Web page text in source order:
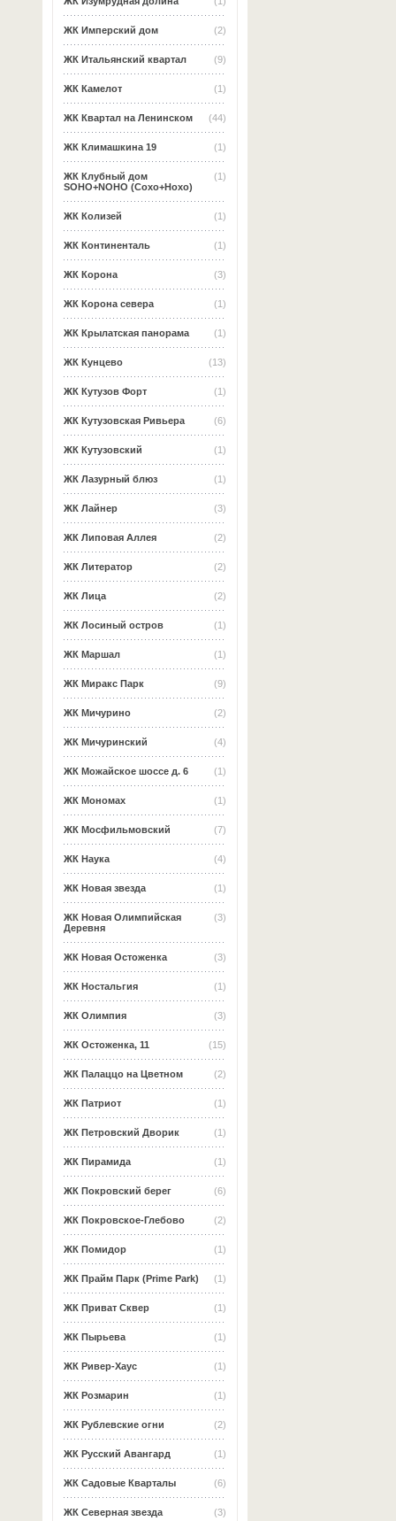
(2)
ЖК Имперский дом
(9)
ЖК Итальянский квартал
(1)
ЖК Камелот
(44)
ЖК Квартал на Ленинском
(1)
ЖК Климашкина 19
(1)
ЖК Клубный дом
SOHO+NOHO (Сохо+Нохо)
(1)
ЖК Колизей
(1)
ЖК Континенталь
(3)
ЖК Корона
(1)
ЖК Корона севера
(1)
ЖК Крылатская панорама
(13)
ЖК Кунцево
(1)
ЖК Кутузов Форт
(6)
ЖК Кутузовская Ривьера
(1)
ЖК Кутузовский
(1)
ЖК Лазурный блюз
(3)
ЖК Лайнер
(2)
ЖК Липовая Аллея
(2)
ЖК Литератор
(2)
ЖК Лица
(1)
ЖК Лосиный остров
(1)
ЖК Маршал
(9)
ЖК Миракс Парк
(2)
ЖК Мичурино
(4)
ЖК Мичуринский
(1)
ЖК Можайское шоссе д. 6
(1)
ЖК Мономах
(7)
ЖК Мосфильмовский
(4)
ЖК Наука
(1)
ЖК Новая звезда
(3)
ЖК Новая Олимпийская
Деревня
(3)
ЖК Новая Остоженка
(1)
ЖК Ностальгия
(3)
ЖК Олимпия
(15)
ЖК Остоженка, 11
(2)
ЖК Палаццо на Цветном
(1)
ЖК Патриот
(1)
ЖК Петровский Дворик
(1)
ЖК Пирамида
(6)
ЖК Покровский берег
(2)
ЖК Покровское-Глебово
(1)
ЖК Помидор
(1)
ЖК Прайм Парк (Prime Park)
(1)
ЖК Приват Сквер
(1)
ЖК Пырьева
(1)
ЖК Ривер-Хаус
(1)
ЖК Розмарин
(2)
ЖК Рублевские огни
(1)
ЖК Русский Авангард
(6)
ЖК Садовые Кварталы
(3)
ЖК Северная звезда